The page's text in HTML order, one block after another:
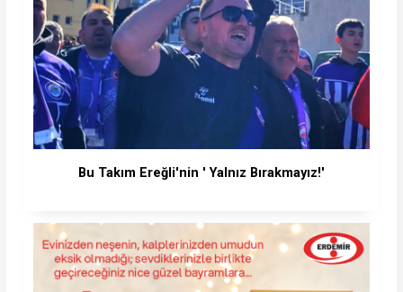
Bu Takım Ereğli'nin ' Yalnız Bırakmayız!'